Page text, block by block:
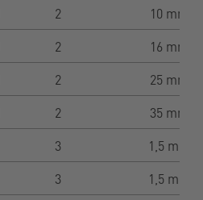
2
10 mm²
2
16 mm²
2
25 mm²
2
35 mm²
3
1,5 mm²
3
1,5 mm²